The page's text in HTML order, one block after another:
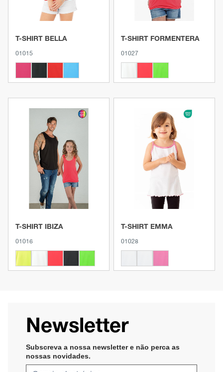
T-SHIRT BELLA
01015
T-SHIRT FORMENTERA
01027
Ver produto
T-SHIRT IBIZA
01016
Ver produto
T-SHIRT EMMA
01028
Newsletter
Subscreva a nossa newsletter e não perca as
nossas novidades​.